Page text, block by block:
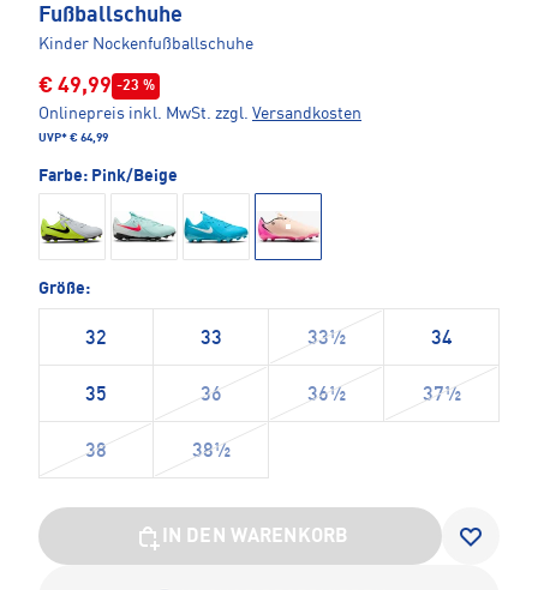
Fußballschuhe
Kinder Nockenfußballschuhe
€ 49,99 -23 %
Onlinepreis inkl. MwSt. zzgl. Versandkosten
UVP* € 64,99
Farbe: Pink/Beige
Größe:
32 33 33½ 34
35 36 36½ 37½
38 38½
IN DEN WARENKORB